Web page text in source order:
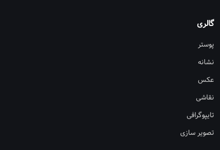
گالری
پوستر
نشانه
عکس
نقاشی
تایپوگرافی
تصویر سازی